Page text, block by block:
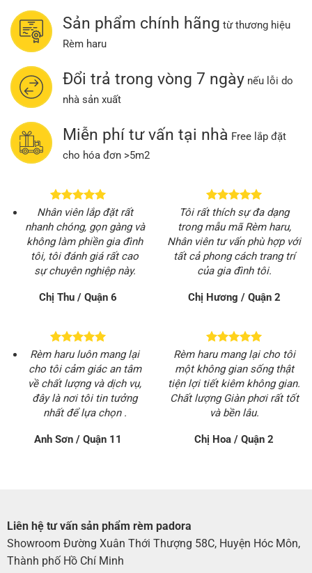
Sản phẩm chính hãng từ thương hiệu
Rèm haru
Đổi trả trong vòng 7 ngày nếu lỗi do
nhà sản xuất
Miễn phí tư vấn tại nhà Free lắp đặt
cho hóa đơn >5m2
Nhân viên lắp đặt rất
nhanh chóng, gọn gàng và
không làm phiền gia đình
tôi, tôi đánh giá rất cao
sự chuyên nghiệp này.
Chị Thu / Quận 6
Rèm haru luôn mang lại
cho tôi cảm giác an tâm
về chất lượng và dịch vụ,
đây là nơi tôi tin tưởng
nhất để lựa chọn .
Anh Sơn / Quận 11
Tôi rất thích sự đa dạng
trong mẫu mã Rèm haru,
Nhân viên tư vấn phù hợp với
tất cả phong cách trang trí
của gia đình tôi.
Chị Hương / Quận 2
Rèm haru mang lại cho tôi
một không gian sống thật
tiện lợi tiết kiêm không gian.
Chất lượng Giàn phơi rất tốt
và bền lâu.
Chị Hoa / Quận 2
Liên hệ tư vấn sản phẩm rèm padora
Showroom Đường Xuân Thới Thượng 58C, Huyện Hóc Môn,
Thành phố Hồ Chí Minh